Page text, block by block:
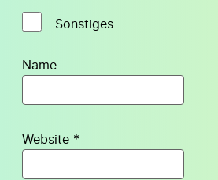
Sonstiges
Name
Website *